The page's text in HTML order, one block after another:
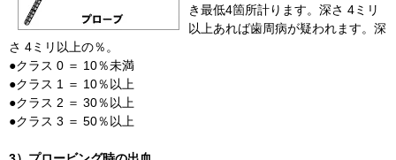
き最低4箇所計ります。深さ 4ミリ
以上あれば歯周病が疑われます。深
さ 4ミリ以上の％。
●クラス 0 ＝ 10％未満
●クラス 1 ＝ 10％以上
●クラス 2 ＝ 30％以上
●クラス 3 ＝ 50％以上